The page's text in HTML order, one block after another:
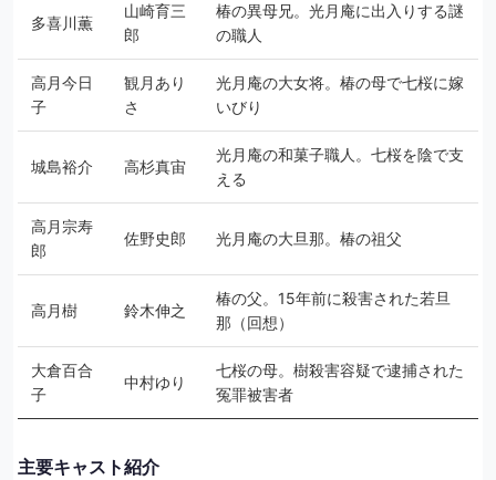
多喜川薫
山崎育三
郎
椿の異母兄。光月庵に出入りする謎
の職人
高月今日
子
観月あり
さ
光月庵の大女将。椿の母で七桜に嫁
いびり
城島裕介 高杉真宙
光月庵の和菓子職人。七桜を陰で支
える
高月宗寿
郎
佐野史郎 光月庵の大旦那。椿の祖父
高月樹 鈴木伸之
椿の父。15年前に殺害された若旦
那（回想）
大倉百合
子
中村ゆり
七桜の母。樹殺害容疑で逮捕された
冤罪被害者
主要キャスト紹介